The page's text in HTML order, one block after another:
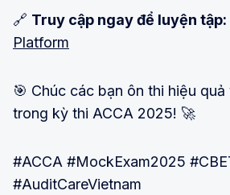
🔗 Truy cập ngay để luyện tập:
Platform
🎯 Chúc các bạn ôn thi hiệu
trong kỳ thi ACCA 2025! 🚀
#ACCA #MockExam2025
#AuditCareVietnam